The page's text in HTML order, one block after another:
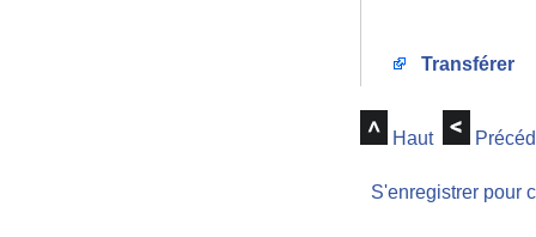
Transférer
Haut
S'enregistrer pour